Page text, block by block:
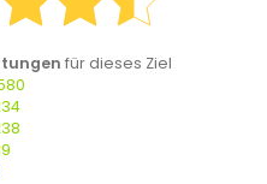
für dieses Ziel